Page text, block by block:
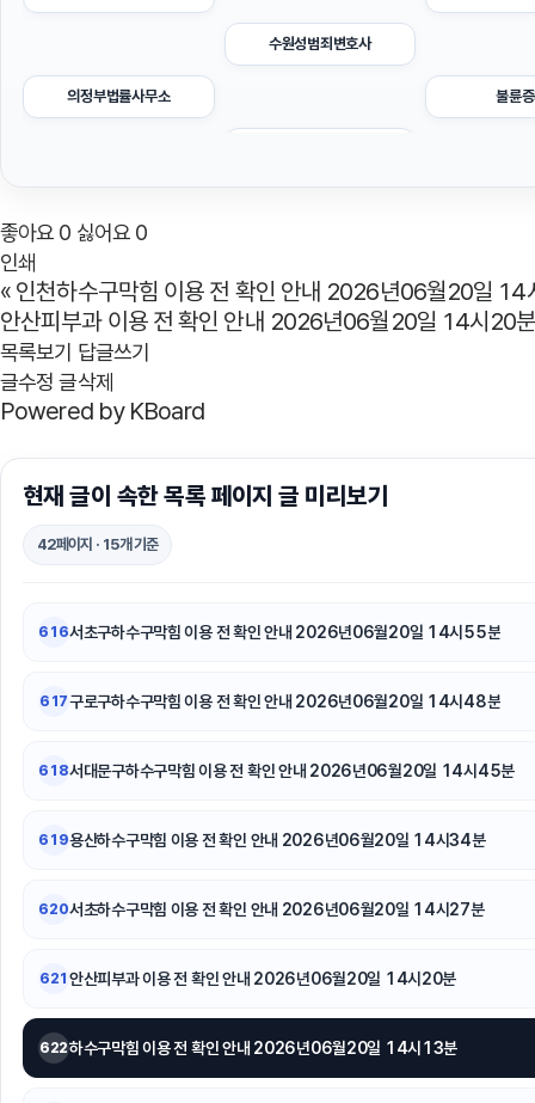
수원성범죄변호사
의정부법률사무소 불륜
트립닷컴할인코드 인천탐정
용인이혼전문변호사
의정부학교폭력변호사
동작하수구막힘 항암요
청주이혼전문변호사
좋아요 0 싫어요 0
인쇄
« 인천하수구막힘 이용 전 확인 안내 2026년06월20일 14
안산피부과 이용 전 확인 안내 2026년06월20일 14시20
목록보기 답글쓰기
글수정 글삭제
Powered by KBoard
현재 글이 속한 목록 페이지 글 미리보기
42페이지 · 15개 기준
616서초구하수구막힘 이용 전 확인 안내 2026년06월20일 14시55분
617구로구하수구막힘 이용 전 확인 안내 2026년06월20일 14시48분
618서대문구하수구막힘 이용 전 확인 안내 2026년06월20일 14시45분
619용산하수구막힘 이용 전 확인 안내 2026년06월20일 14시34분
620서초하수구막힘 이용 전 확인 안내 2026년06월20일 14시27분
621 안산피부과 이용 전 확인 안내 2026년06월20일 14시20분
622하수구막힘 이용 전 확인 안내 2026년06월20일 14시13분